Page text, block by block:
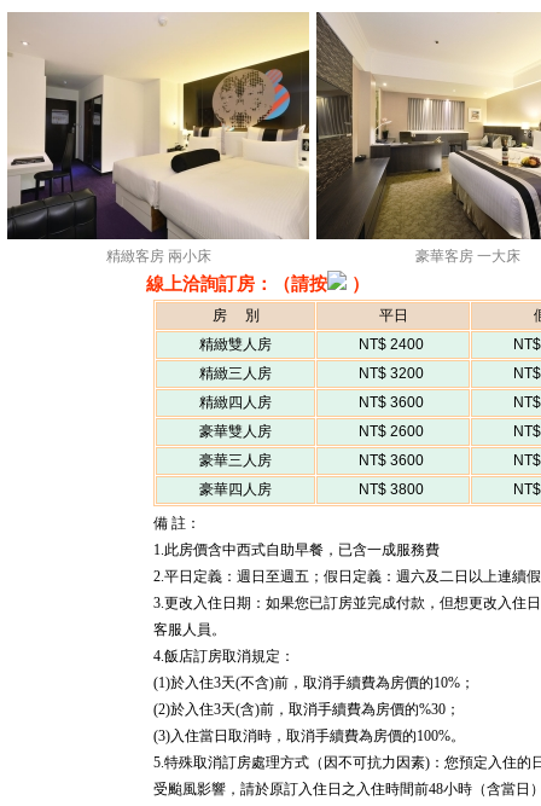
精緻客房 兩小床 豪華客房 一大床
線上洽詢訂房：（請按 ）
房 別 平日
精緻雙人房
NT$ 2400
精緻三人房
NT$ 3200
精緻四人房
NT$ 3600
豪華雙人房
NT$ 2600
豪華三人房
NT$ 3600
豪華四人房
NT$ 3800
備 註：
1.此房價含中西式自助早餐，已含一成服務費
2.平日定義：週日至週五；假日定義：週六及二日以上連續
3.更改入住日期：如果您已訂房並完成付款，但想更改入住
客服人員。
4.飯店訂房取消規定：
(1)於入住3天(不含)前，取消手續費為房價的10%；
(2)於入住3天(含)前，取消手續費為房價的%30；
(3)入住當日取消時，取消手續費為房價的100%。
5.特殊取消訂房處理方式（因不可抗力因素)：您預定入住的
受颱風影響，請於原訂入住日之入住時間前48小時（含當日